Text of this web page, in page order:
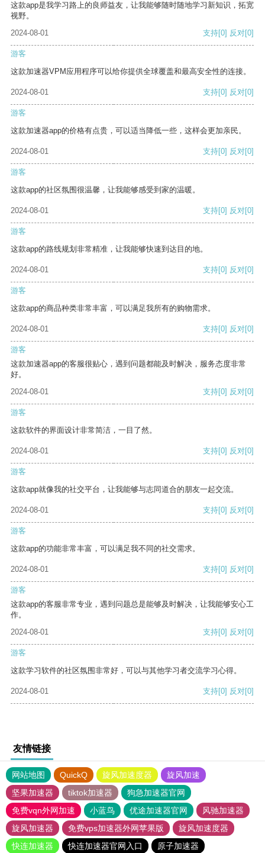
这款app是我学习路上的良师益友，让我能够随时随地学习新知识，拓宽
视野。
2024-08-01
支持[0] 反对[0]
游客
这款加速器VPM应用程序可以给你提供全球覆盖和最高安全性的连接。
2024-08-01 支持[0] 反对[0]
游客
这款加速器app的价格有点贵，可以适当降低一些，这样会更加亲民。
2024-08-01 支持[0] 反对[0]
游客
这款app的社区氛围很温馨，让我能够感受到家的温暖。
2024-08-01 支持[0] 反对[0]
游客
这款app的路线规划非常精准，让我能够快速到达目的地。
2024-08-01 支持[0] 反对[0]
游客
这款app的商品种类非常丰富，可以满足我所有的购物需求。
2024-08-01 支持[0] 反对[0]
游客
这款加速器app的客服很贴心，遇到问题都能及时解决，服务态度非常
好。
2024-08-01
支持[0] 反对[0]
游客
这款软件的界面设计非常简洁，一目了然。
2024-08-01 支持[0] 反对[0]
游客
这款app就像我的社交平台，让我能够与志同道合的朋友一起交流。
2024-08-01 支持[0] 反对[0]
游客
这款app的功能非常丰富，可以满足我不同的社交需求。
2024-08-01 支持[0] 反对[0]
游客
这款app的客服非常专业，遇到问题总是能够及时解决，让我能够安心工
作。
2024-08-01
支持[0] 反对[0]
游客
这款学习软件的社区氛围非常好，可以与其他学习者交流学习心得。
2024-08-01 支持[0] 反对[0]
友情链接
网站地图 QuickQ 旋风加速度器
旋风加速
坚果加速器
tiktok加速器
狗急加速器官网
免费vqn外网加速
小蓝鸟 优途加速器官网
风驰加速器
旋风加速器
免费vps加速器外网苹果版
旋风加速度器
快连加速器
快连加速器官网入口 原子加速器